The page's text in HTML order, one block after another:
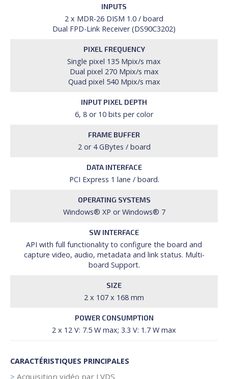
INPUTS
2 x MDR-26 DISM 1.0 / board
Dual FPD-Link Receiver (DS90C3202)
PIXEL FREQUENCY
Single pixel 135 Mpix/s max
Dual pixel 270 Mpix/s max
Quad pixel 540 Mpix/s max
INPUT PIXEL DEPTH
6, 8 or 10 bits per color
FRAME BUFFER
2 or 4 GBytes / board
DATA INTERFACE
PCI Express 1 lane / board.
OPERATING SYSTEMS
Windows® XP or Windows® 7
SW INTERFACE
API with full functionality to configure the board and
capture video, audio, metadata and link status. Multi-
board Support.
SIZE
2 x 107 x 168 mm
POWER CONSUMPTION
2 x 12 V: 7.5 W max; 3.3 V: 1.7 W max
CARACTÉRISTIQUES PRINCIPALES
> Acquisition vidéo par LVDS